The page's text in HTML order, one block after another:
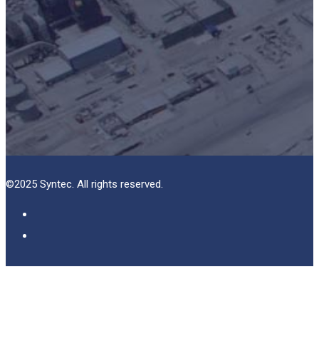
©2025 Syntec. All rights reserved.